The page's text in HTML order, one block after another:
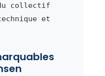
collectif
et